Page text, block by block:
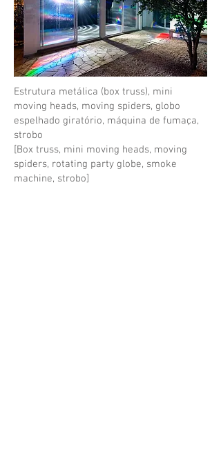
Estrutura metálica (box truss), mini
moving heads, moving spiders, globo
espelhado giratório, máquina de fumaça,
strobo
[Box truss, mini moving heads, moving
spiders, rotating party globe, smoke
machine, strobo]